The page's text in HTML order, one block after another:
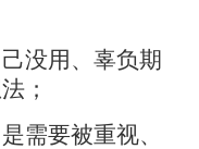
没用、辜负期
；
是需要被重视、